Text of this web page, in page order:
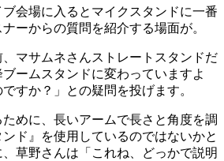
会場に入るとマイクスタンドに一番
ーからの質問を紹介する場面が。
マサムネさんストレートスタンドだ
ームスタンドに変わっていますよ
すか？」との疑問を投げます。
めに、長いアームで長さと角度を調
ド』を使用しているのではないかと
草野さんは「これね、どっかで説明